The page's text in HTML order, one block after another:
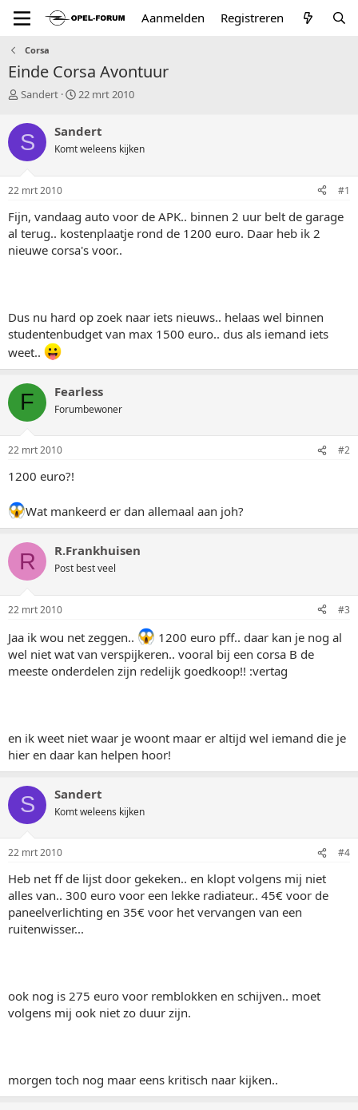
Aanmelden Registreren
Corsa
Einde Corsa Avontuur
T
p
i
c
s
a
t
e
r
Sandert
S
r
t
a
m
22 mrt 2010
S Sandert
Komt weleens kijken
22 mrt 2010 #1
Fijn, vandaag auto voor de APK.. binnen 2 uur belt de garage
al terug.. kostenplaatje rond de 1200 euro. Daar heb ik 2
nieuwe corsa's voor..
Dus nu hard op zoek naar iets nieuws.. helaas wel binnen
studentenbudget van max 1500 euro.. dus als iemand iets
weet..
F Fearless
Forumbewoner
22 mrt 2010 #2
1200 euro?!
Wat mankeerd er dan allemaal aan joh?
R R.Frankhuisen
Post best veel
22 mrt 2010 #3
Jaa ik wou net zeggen..
1200 euro pff.. daar kan je nog al
wel niet wat van verspijkeren.. vooral bij een corsa B de
meeste onderdelen zijn redelijk goedkoop!! :vertag
en ik weet niet waar je woont maar er altijd wel iemand die je
hier en daar kan helpen hoor!
S Sandert
Komt weleens kijken
22 mrt 2010 #4
Heb net ff de lijst door gekeken.. en klopt volgens mij niet
alles van.. 300 euro voor een lekke radiateur.. 45€ voor de
paneelverlichting en 35€ voor het vervangen van een
ruitenwisser...
ook nog is 275 euro voor remblokken en schijven.. moet
volgens mij ook niet zo duur zijn.
morgen toch nog maar eens kritisch naar kijken..